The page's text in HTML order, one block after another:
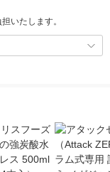
いたします。